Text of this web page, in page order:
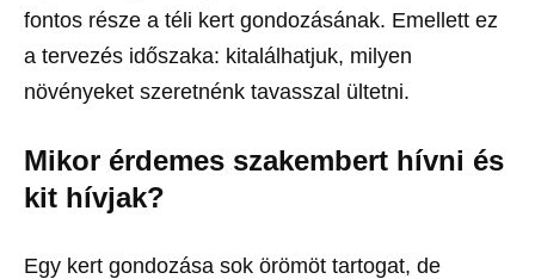
fontos része a téli kert gondozásának. Emellett ez
a tervezés időszaka: kitalálhatjuk, milyen
növényeket szeretnénk tavasszal ültetni.
Mikor érdemes szakembert hívni és
kit hívjak?
Egy kert gondozása sok örömöt tartogat, de